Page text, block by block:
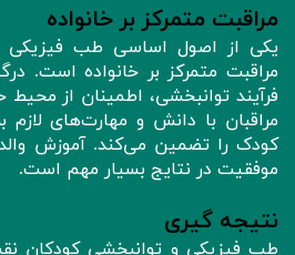
مراقبت متمرکز بر خانواده
یکی از اصول اساسی طب فیزیکی
مراقبت متمرکز بر خانواده است.
فرآیند توانبخشی، اطمینان از محیط
مراقبان با دانش و مهارت‌های
کودک را تضمین می‌کند. آموزش
موفقیت در نتایج بسیار مهم است.
نتیجه‌ گیری
طب فیزیکی و توانبخشی کودکان